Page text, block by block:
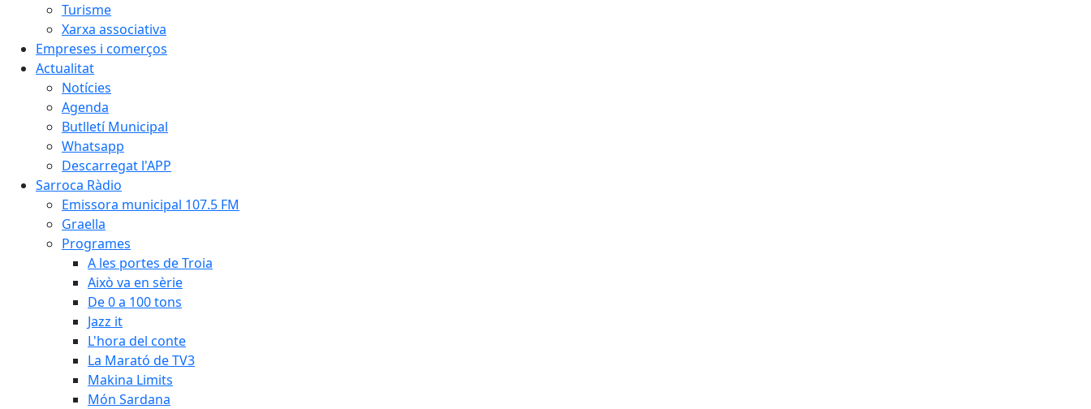
Turisme
Xarxa associativa
Empreses i comerços
Actualitat
Notícies
Agenda
Butlletí Municipal
Whatsapp
Descarregat l'APP
Sarroca Ràdio
Emissora municipal 107.5 FM
Graella
Programes
A les portes de Troia
Això va en sèrie
De 0 a 100 tons
Jazz it
L'hora del conte
La Marató de TV3
Makina Limits
Món Sardana